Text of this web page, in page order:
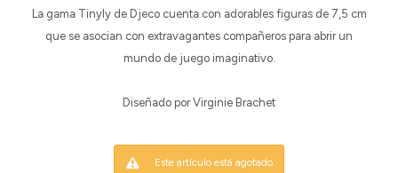
La gama Tinyly de Djeco cuenta con adorables figuras de 7,5 cm
que se asocian con extravagantes compañeros para abrir un
mundo de juego imaginativo.
Diseñado por Virginie Brachet
Este artículo está agotado.